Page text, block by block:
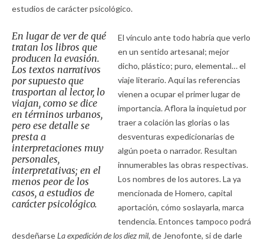
estudios de carácter psicológico.
En lugar de ver de qué
tratan los libros que
producen la evasión.
Los textos narrativos
por supuesto que
trasportan al lector, lo
viajan, como se dice
en términos urbanos,
pero ese detalle se
presta a
interpretaciones muy
personales,
interpretativas; en el
menos peor de los
casos, a estudios de
carácter psicológico.
El vínculo ante todo habría que verlo
en un sentido artesanal; mejor
dicho, plástico; puro, elemental… el
viaje literario. Aquí las referencias
vienen a ocupar el primer lugar de
importancia. Aflora la inquietud por
traer a colación las glorias o las
desventuras expedicionarias de
algún poeta o narrador. Resultan
innumerables las obras respectivas.
Los nombres de los autores. La ya
mencionada de Homero, capital
aportación, cómo soslayarla, marca
tendencia. Entonces tampoco podrá
desdeñarseLa expedición de los diez mil, de Jenofonte, si de darle